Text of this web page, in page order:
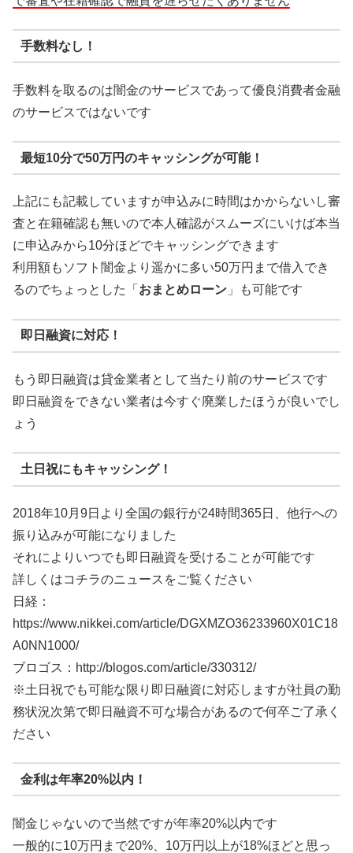
手数料なし！
手数料を取るのは闇金のサービスであって優良消費者金融
のサービスではないです
最短10分で50万円のキャッシングが可能！
上記にも記載していますが申込みに時間はかからないし審
査と在籍確認も無いので本人確認がスムーズにいけば本当
に申込みから10分ほどでキャッシングできます
利用額もソフト闇金より遥かに多い50万円まで借入でき
るのでちょっとした「 おまとめローン 」も可能です
即日融資に対応！
もう即日融資は貸金業者として当たり前のサービスです
即日融資をできない業者は今すぐ廃業したほうが良いでし
ょう
土日祝にもキャッシング！
2018年10月9日より全国の銀行が24時間365日、他行への
振り込みが可能になりました
それによりいつでも即日融資を受けることが可能です
詳しくはコチラのニュースをご覧ください
日経：
https://www.nikkei.com/article/DGXMZO36233960X01C18
A0NN1000/
ブロゴス：http://blogos.com/article/330312/
※土日祝でも可能な限り即日融資に対応しますが社員の勤
務状況次第で即日融資不可な場合があるので何卒ご了承く
ださい
金利は年率20%以内！
闇金じゃないので当然ですが年率20%以内です
一般的に10万円まで20%、10万円以上が18%ほどと思っ